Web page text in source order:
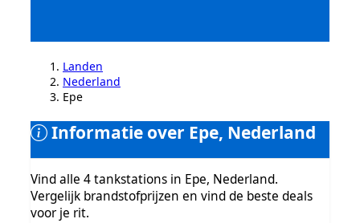
Landen
Nederland
Epe
Informatie over Epe, Nederland
Vind alle 4 tankstations in Epe, Nederland.
Vergelijk brandstofprijzen en vind de beste deals
voor je rit.